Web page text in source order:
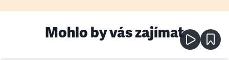
Mohlo by vás zajímat